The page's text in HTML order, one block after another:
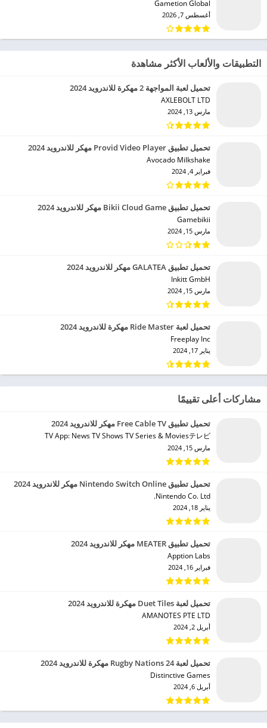
Gametion Global‏
أغسطس 7, 2026
التطبيقات والألعاب الأكثر مشاهدة
تحميل لعبة المواجهة 2 مهكرة للاندرويد 2024
AXLEBOLT LTD‏
مارس 13, 2024
تحميل تطبيق Provid Video Player مهكر للاندرويد 2024
Avocado Milkshake‏
فبراير 4, 2024
تحميل تطبيق Bikii Cloud Game مهكر للاندرويد 2024
Gamebikii‏
مارس 15, 2024
تحميل تطبيق GALATEA مهكر للاندرويد 2024
Inkitt GmbH‏
مارس 15, 2024
تحميل لعبة Ride Master مهكرة للاندرويد 2024
Freeplay Inc‏
يناير 17, 2024
مشاركات أعلى تقييمًا
تحميل تطبيق Free Cable TV مهكر للاندرويد 2024
TV App: News TV Shows TV Series & Moviesテレビ‏
مارس 15, 2024
تحميل تطبيق Nintendo Switch Online مهكر للاندرويد 2024
Nintendo Co. Ltd.‏
يناير 18, 2024
تحميل تطبيق MEATER مهكر للاندرويد 2024
Apption Labs‏
فبراير 16, 2024
تحميل لعبة Duet Tiles مهكرة للاندرويد 2024
AMANOTES PTE LTD‏
أبريل 2, 2024
تحميل لعبة Rugby Nations 24 مهكرة للاندرويد 2024
Distinctive Games‏
أبريل 6, 2024